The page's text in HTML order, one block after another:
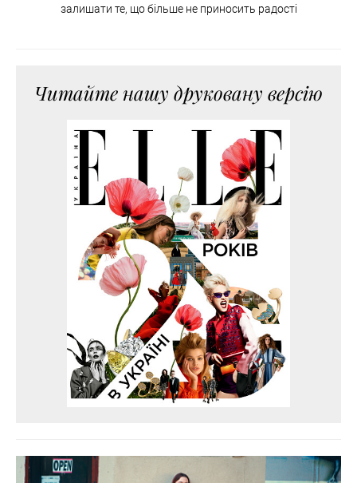
залишати те, що більше не приносить радості
Читайте нашу друковану версію